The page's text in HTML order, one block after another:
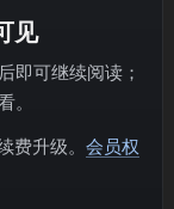
见
即可继续阅读；
。
费升级。 会员权